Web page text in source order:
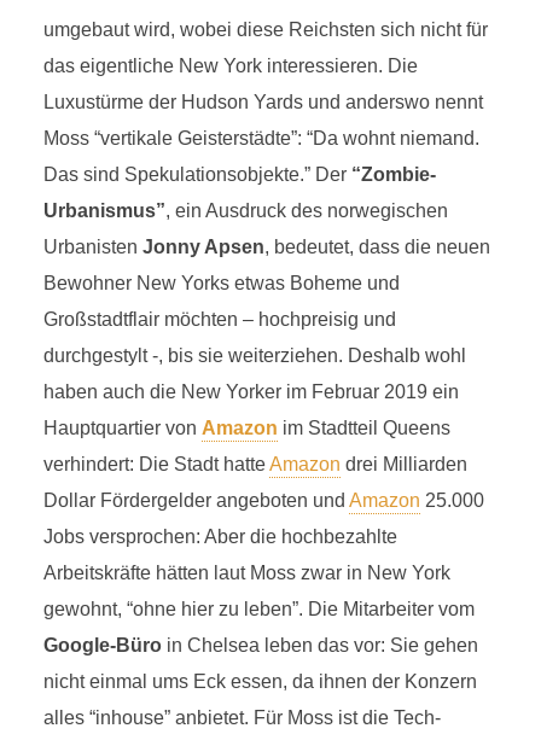
GENTRIFIZIERUNG
11 Minuten Lesezeit
G
umgebaut wird, wobei diese Reichsten sich nicht für
das eigentliche New York interessieren. Die
Luxustürme der Hudson Yards und anderswo nennt
Moss “vertikale Geisterstädte”: “Da wohnt niemand.
Das sind Spekulationsobjekte.” Der “Zombie-
Urbanismus”, ein Ausdruck des norwegischen
Urbanisten Jonny Apsen, bedeutet, dass die neuen
Bewohner New Yorks etwas Boheme und
Großstadtflair möchten – hochpreisig und
durchgestylt -, bis sie weiterziehen. Deshalb wohl
haben auch die New Yorker im Februar 2019 ein
Hauptquartier von Amazon im Stadtteil Queens
verhindert: Die Stadt hatteAmazon drei Milliarden
Dollar Fördergelder angeboten und Amazon 25.000
Jobs versprochen: Aber die hochbezahlte
Arbeitskräfte hätten laut Moss zwar in New York
gewohnt, “ohne hier zu leben”. Die Mitarbeiter vom
Google-Büroin Chelsea leben das vor: Sie gehen
nicht einmal ums Eck essen, da ihnen der Konzern
alles “inhouse” anbietet. Für Moss ist die Tech-